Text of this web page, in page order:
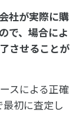
社が実際に購
で、場合によ
させることが
スによる正確
初に査定し